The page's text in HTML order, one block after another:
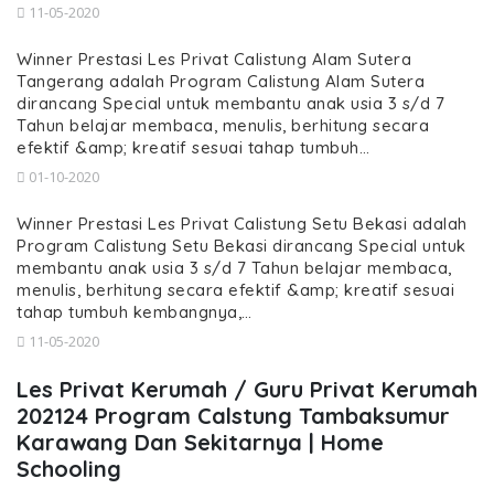
11-05-2020
Winner Prestasi Les Privat Calistung Alam Sutera
Tangerang adalah Program Calistung Alam Sutera
dirancang Special untuk membantu anak usia 3 s/d 7
Tahun belajar membaca, menulis, berhitung secara
efektif &amp; kreatif sesuai tahap tumbuh…
01-10-2020
Winner Prestasi Les Privat Calistung Setu Bekasi adalah
Program Calistung Setu Bekasi dirancang Special untuk
membantu anak usia 3 s/d 7 Tahun belajar membaca,
menulis, berhitung secara efektif &amp; kreatif sesuai
tahap tumbuh kembangnya,…
11-05-2020
Les Privat Kerumah / Guru Privat Kerumah
202124 Program Calstung Tambaksumur
Karawang Dan Sekitarnya | Home
Schooling